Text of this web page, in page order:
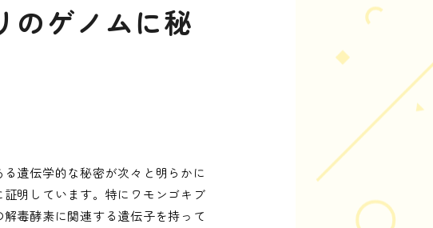
のゲノムに秘
遺伝学的な秘密が次々と明らかに
明しています。特にワモンゴキブ
毒酵素に関連する遺伝子を持って